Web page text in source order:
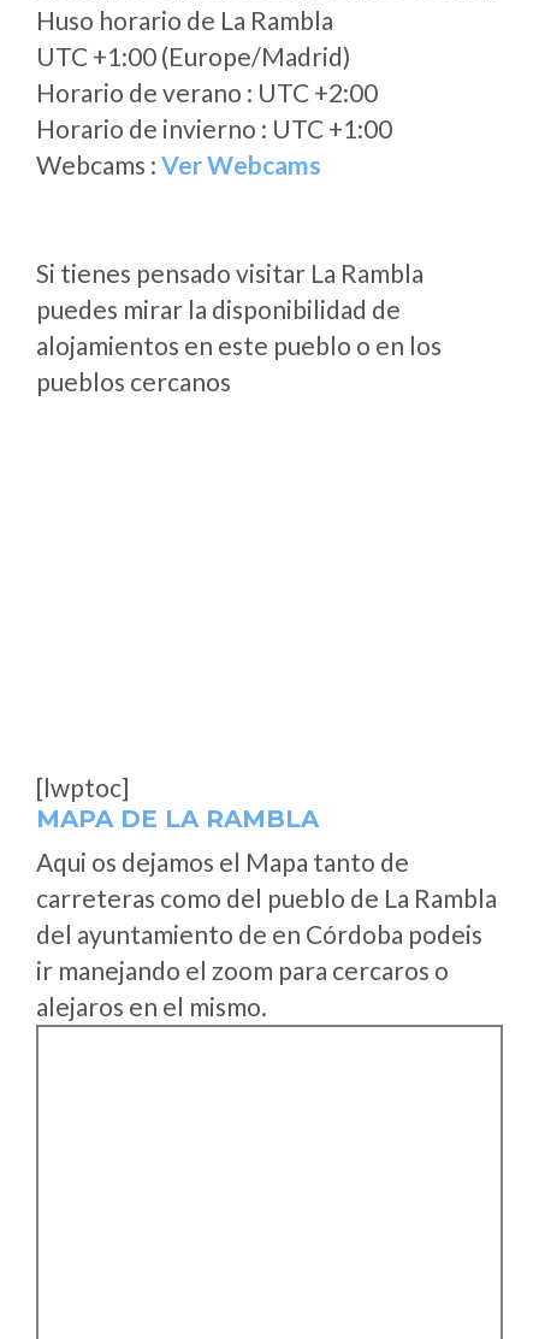
Huso horario de La Rambla
UTC +1:00 (Europe/Madrid)
Horario de verano : UTC +2:00
Horario de invierno : UTC +1:00
Webcams : Ver Webcams
Si tienes pensado visitar La Rambla
puedes mirar la disponibilidad de
alojamientos en este pueblo o en los
pueblos cercanos
[lwptoc]
MAPA DE LA RAMBLA
Aqui os dejamos el Mapa tanto de
carreteras como del pueblo de La Rambla
del ayuntamiento de en Córdoba podeis
ir manejando el zoom para cercaros o
alejaros en el mismo.